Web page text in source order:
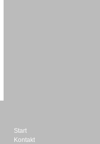
Start
Kontakt